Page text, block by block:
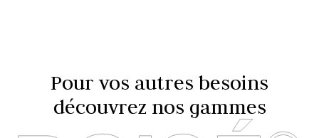
Pour vos autres besoins
découvrez nos gammes